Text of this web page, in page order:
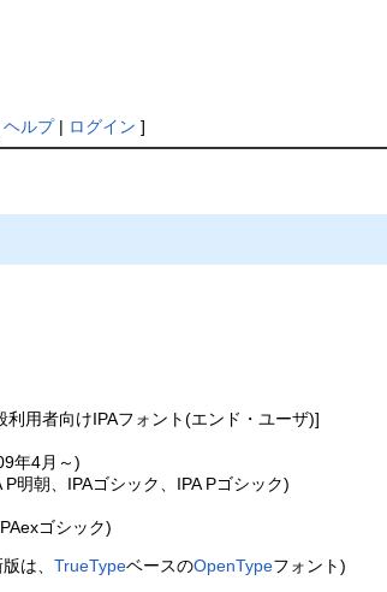
ヘルプ| ログイン ]
用者向けIPAフォント(エンド・ユーザ)]
年4月～)
明朝、IPAゴシック、IPA Pゴシック)
ゴシック)
は、 TrueTypeベースのOpenTypeフォント)